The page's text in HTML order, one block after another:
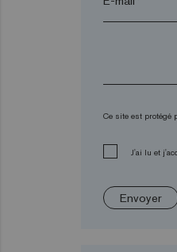
Ce site est protégé
J'ai lu et
Envoyer